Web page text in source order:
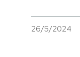
26/5/2024